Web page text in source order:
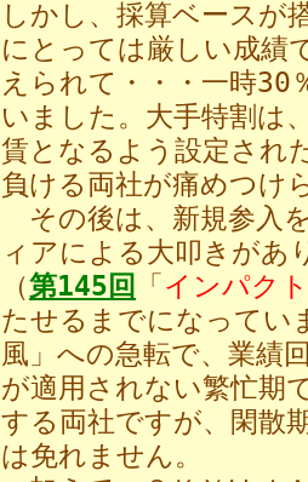
しかし、採算ベースが
にとっては厳しい成績
えられて・・・一時30
いました。大手特割は
賃となるよう設定され
負ける両社が痛めつけ
その後は、新規参入
ィアによる大叩きがあ
（第145回 「インパク
たせるまでになってい
風」への急転で、業績
が適用されない繁忙期
する両社ですが、閑散
は免れません。